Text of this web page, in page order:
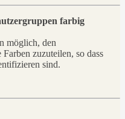
farbig
möglich, den
zuzuteilen, so dass
sind.